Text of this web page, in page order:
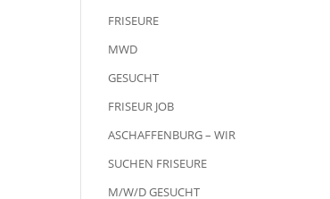
FRISEUR JOB
ASCHAFFENBURG – WIR
SUCHEN FRISEURE
M/W/D GESUCHT